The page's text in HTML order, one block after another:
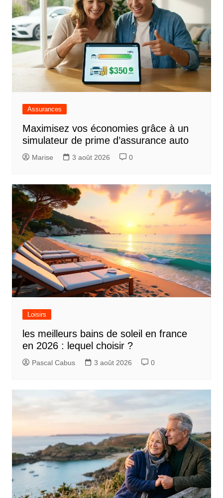
Assurances
Maximisez vos économies grâce à un
simulateur de prime d’assurance auto
Marise 3 août 2026 0
Loisirs
les meilleurs bains de soleil en france
en 2026 : lequel choisir ?
Pascal Cabus 3 août 2026 0